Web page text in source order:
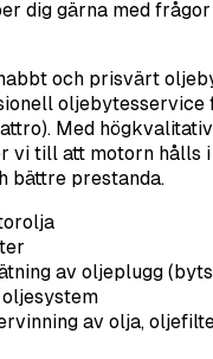
dig gärna med frågor
och prisvärt
oljebytesservice
Med
vi till att motorn hålls
bättre prestanda.
av oljeplugg
av olja,